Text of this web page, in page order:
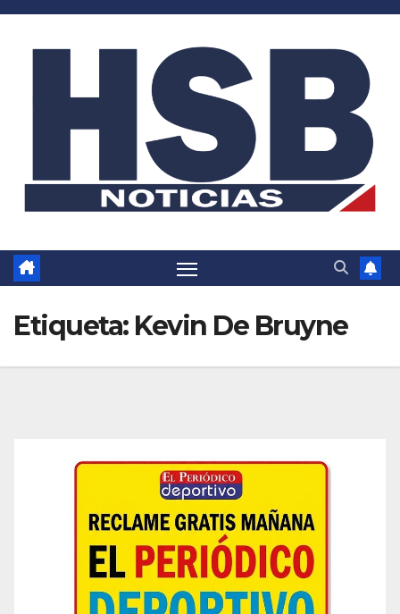
Saltar
Etiqueta: Kevin De Bruyne